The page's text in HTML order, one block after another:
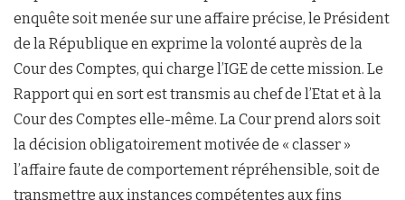
enquête soit menée sur une affaire précise, le Président
de la République en exprime la volonté auprès de la
Cour des Comptes, qui charge l’IGE de cette mission. Le
Rapport qui en sort est transmis au chef de l’Etat et à la
Cour des Comptes elle-même. La Cour prend alors soit
la décision obligatoirement motivée de « classer »
l’affaire faute de comportement répréhensible, soit de
transmettre aux instances compétentes aux fins